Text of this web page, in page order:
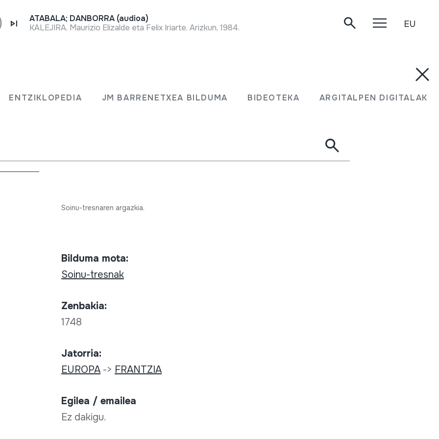
ENTZIKLOPEDIA JM BARRENETXEA BILDUMA BIDEOTEKA ARGITALPEN DIGITALAK
ATABALA; DANBORRA (audioa)
KALEJIRA. Maurizio Elizalde eta Felix Iriarte. Arizkun, 1984.
EU
Soinu-tresnaren argazkia.
Bilduma mota:
Soinu-tresnak
Zenbakia:
1748
Jatorria:
EUROPA-> FRANTZIA
Egilea / emailea
Ez dakigu.